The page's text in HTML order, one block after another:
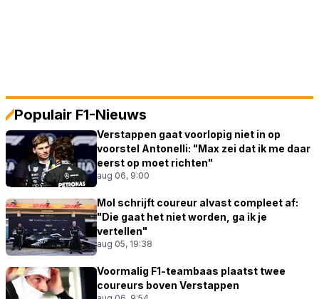
Populair F1-Nieuws
Verstappen gaat voorlopig niet in op
voorstel Antonelli: "Max zei dat ik me daar
eerst op moet richten"
aug 06, 9:00
Mol schrijft coureur alvast compleet af:
"Die gaat het niet worden, ga ik je
vertellen"
aug 05, 19:38
Voormalig F1-teambaas plaatst twee
coureurs boven Verstappen